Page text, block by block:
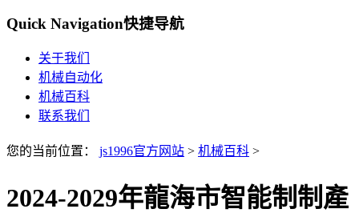
Quick Navigation快捷导航
关于我们
机械自动化
机械百科
联系我们
您的当前位置： js1996官方网站 > 机械百科 >
2024-2029年龍海市智能制制產